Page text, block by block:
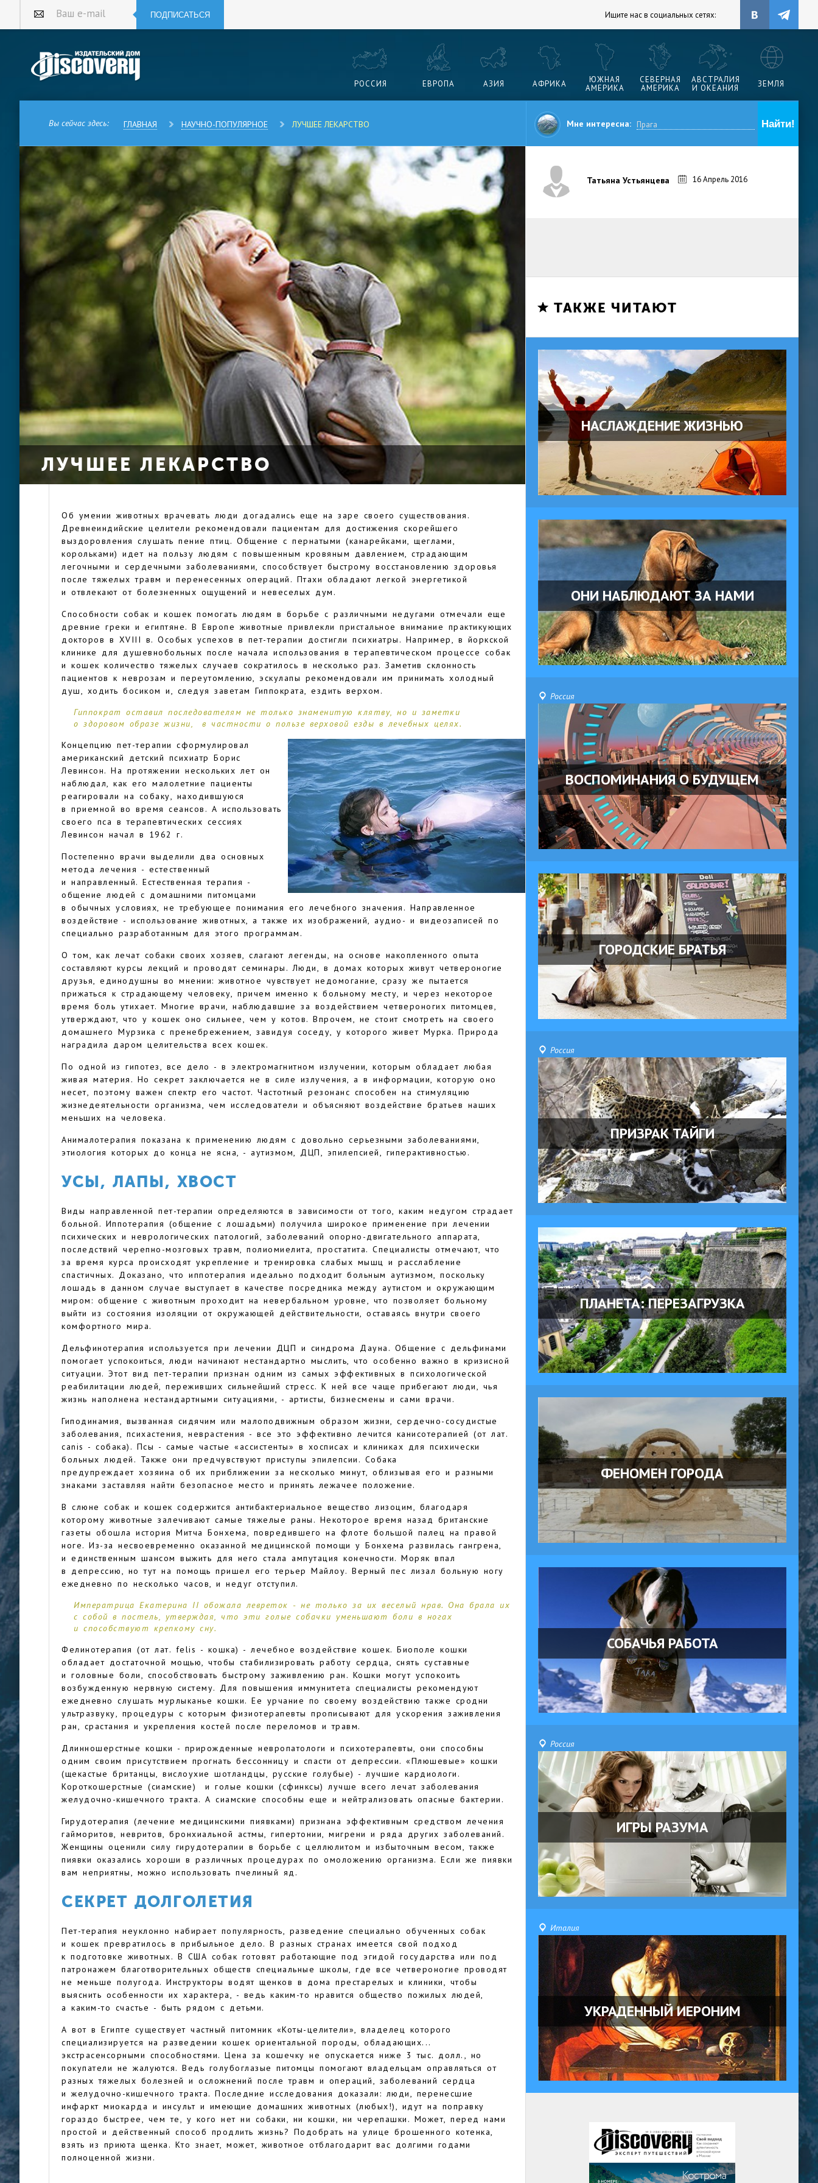
Ваш e-mail ПОДПИСАТЬСЯ Ищите нас в социальных сетях:
РОССИЯ ЕВРОПА АЗИЯ АФРИКА
ЮЖНАЯ
АМЕРИКА
СЕВЕРНАЯ
АМЕРИКА
АВСТРАЛИЯ
И ОКЕАНИЯ
ЗЕМЛЯ
Вы сейчас здесь: ГЛАВНАЯ НАУЧНО-ПОПУЛЯРНОЕ ЛУЧШЕЕ ЛЕКАРСТВО Мне интересна:
ЛУЧШЕЕ ЛЕКАРСТВО
Об умении животных врачевать люди догадались еще на заре своего существования.
Древнеиндийские целители рекомендовали пациентам для достижения скорейшего
выздоровления слушать пение птиц. Общение с пернатыми (канарейками, щеглами,
корольками) идет на пользу людям с повышенным кровяным давлением, страдающим
легочными и сердечными заболеваниями, способствует быстрому восстановлению здоровья
после тяжелых травм и перенесенных операций. Птахи обладают легкой энергетикой
и отвлекают от болезненных ощущений и невеселых дум.
Способности собак и кошек помогать людям в борьбе с различными недугами отмечали еще
древние греки и египтяне. В Европе животные привлекли пристальное внимание практикующих
докторов в XVIII в. Особых успехов в пет-терапии достигли психиатры. Например, в йоркской
клинике для душевнобольных после начала использования в терапевтическом процессе собак
и кошек количество тяжелых случаев сократилось в несколько раз. Заметив склонность
пациентов к неврозам и переутомлению, эскулапы рекомендовали им принимать холодный
душ, ходить босиком и, следуя заветам Гиппократа, ездить верхом.
Гиппократ оставил последователям не только знаменитую клятву, но и заметки
о здоровом образе жизни, в частности о пользе верховой езды в лечебных целях.
Концепцию пет-терапии сформулировал
американский детский психиатр Борис
Левинсон. На протяжении нескольких лет он
наблюдал, как его малолетние пациенты
реагировали на собаку, находившуюся
в приемной во время сеансов. А использовать
своего пса в терапевтических сессиях
Левинсон начал в 1962 г.
Постепенно врачи выделили два основных
метода лечения - естественный
и направленный. Естественная терапия -
общение людей с домашними питомцами
в обычных условиях, не требующее понимания его лечебного значения. Направленное
воздействие - использование животных, а также их изображений, аудио- и видеозаписей по
специально разработанным для этого программам.
О том, как лечат собаки своих хозяев, слагают легенды, на основе накопленного опыта
составляют курсы лекций и проводят семинары. Люди, в домах которых живут четвероногие
друзья, единодушны во мнении: животное чувствует недомогание, сразу же пытается
прижаться к страдающему человеку, причем именно к больному месту, и через некоторое
время боль утихает. Многие врачи, наблюдавшие за воздействием четвероногих питомцев,
утверждают, что у кошек оно сильнее, чем у котов. Впрочем, не стоит смотреть на своего
домашнего Мурзика с пренебрежением, завидуя соседу, у которого живет Мурка. Природа
наградила даром целительства всех кошек.
По одной из гипотез, все дело - в электромагнитном излучении, которым обладает любая
живая материя. Но секрет заключается не в силе излучения, а в информации, которую оно
несет, поэтому важен спектр его частот. Частотный резонанс способен на стимуляцию
жизнедеятельности организма, чем исследователи и объясняют воздействие братьев наших
меньших на человека.
Анималотерапия показана к применению людям с довольно серьезными заболеваниями,
этиология которых до конца не ясна, - аутизмом, ДЦП, эпилепсией, гиперактивностью.
УСЫ, ЛАПЫ, ХВОСТ
Виды направленной пет-терапии определяются в зависимости от того, каким недугом страдает
больной. Иппотерапия (общение с лошадьми) получила широкое применение при лечении
психических и неврологических патологий, заболеваний опорно-двигательного аппарата,
последствий черепно-мозговых травм, полиомиелита, простатита. Специалисты отмечают, что
за время курса происходят укрепление и тренировка слабых мышц и расслабление
спастичных. Доказано, что иппотерапия идеально подходит больным аутизмом, поскольку
лошадь в данном случае выступает в качестве посредника между аутистом и окружающим
миром: общение с животным проходит на невербальном уровне, что позволяет больному
выйти из состояния изоляции от окружающей действительности, оставаясь внутри своего
комфортного мира.
Дельфинотерапия используется при лечении ДЦП и синдрома Дауна. Общение с дельфинами
помогает успокоиться, люди начинают нестандартно мыслить, что особенно важно в кризисной
ситуации. Этот вид пет-терапии признан одним из самых эффективных в психологической
реабилитации людей, переживших сильнейший стресс. К ней все чаще прибегают люди, чья
жизнь наполнена нестандартными ситуациями, - артисты, бизнесмены и сами врачи.
Гиподинамия, вызванная сидячим или малоподвижным образом жизни, сердечно-сосудистые
заболевания, психастения, неврастения - все это эффективно лечится канисотерапией (от лат.
canis - собака). Псы - самые частые «ассистенты» в хосписах и клиниках для психически
больных людей. Также они предчувствуют приступы эпилепсии. Собака
предупреждает хозяина об их приближении за несколько минут, облизывая его и разными
знаками заставляя найти безопасное место и принять лежачее положение.
В слюне собак и кошек содержится антибактериальное вещество лизоцим, благодаря
которому животные залечивают самые тяжелые раны. Некоторое время назад британские
газеты обошла история Митча Бонхема, повредившего на флоте большой палец на правой
ноге. Из-за несвоевременно оказанной медицинской помощи у Бонхема развилась гангрена,
и единственным шансом выжить для него стала ампутация конечности. Моряк впал
в депрессию, но тут на помощь пришел его терьер Майлоу. Верный пес лизал больную ногу
ежедневно по несколько часов, и недуг отступил.
Императрица Екатерина II обожала левреток - не только за их веселый нрав. Она брала их
с собой в постель, утверждая, что эти голые собачки уменьшают боли в ногах
и способствуют крепкому сну.
Фелинотерапия (от лат. felis - кошка) - лечебное воздействие кошек. Биополе кошки
обладает достаточной мощью, чтобы стабилизировать работу сердца, снять суставные
и головные боли, способствовать быстрому заживлению ран. Кошки могут успокоить
возбужденную нервную систему. Для повышения иммунитета специалисты рекомендуют
ежедневно слушать мурлыканье кошки. Ее урчание по своему воздействию также сродни
ультразвуку, процедуры с которым физиотерапевты прописывают для ускорения заживления
ран, срастания и укрепления костей после переломов и травм.
Длинношерстные кошки - прирожденные невропатологи и психотерапевты, они способны
одним своим присутствием прогнать бессонницу и спасти от депрессии. «Плюшевые» кошки
(щекастые британцы, вислоухие шотландцы, русские голубые) - лучшие кардиологи.
Короткошерстные (сиамские) и голые кошки (сфинксы) лучше всего лечат заболевания
желудочно-кишечного тракта. А сиамские способны еще и нейтрализовать опасные бактерии.
Гирудотерапия (лечение медицинскими пиявками) признана эффективным средством лечения
гайморитов, невритов, бронхиальной астмы, гипертонии, мигрени и ряда других заболеваний.
Женщины оценили силу гирудотерапии в борьбе с целлюлитом и избыточным весом, также
пиявки оказались хороши в различных процедурах по омоложению организма. Если же пиявки
вам неприятны, можно использовать пчелиный яд.
СЕКРЕТ ДОЛГОЛЕТИЯ
Пет-терапия неуклонно набирает популярность, разведение специально обученных собак
и кошек превратилось в прибыльное дело. В разных странах имеется свой подход
к подготовке животных. В США собак готовят работающие под эгидой государства или под
патронажем благотворительных обществ специальные школы, где все четвероногие проводят
не меньше полугода. Инструкторы водят щенков в дома престарелых и клиники, чтобы
выяснить особенности их характера, - ведь каким-то нравится общество пожилых людей,
а каким-то счастье - быть рядом с детьми.
А вот в Египте существует частный питомник «Коты-целители», владелец которого
специализируется на разведении кошек ориентальной породы, обладающих...
экстрасенсорными способностями. Цена за кошечку не опускается ниже 3 тыс. долл., но
покупатели не жалуются. Ведь голубоглазые питомцы помогают владельцам оправляться от
разных тяжелых болезней и осложнений после травм и операций, заболеваний сердца
и желудочно-кишечного тракта. Последние исследования доказали: люди, перенесшие
инфаркт миокарда и инсульт и имеющие домашних животных (любых!), идут на поправку
гораздо быстрее, чем те, у кого нет ни собаки, ни кошки, ни черепашки. Может, перед нами
простой и действенный способ продлить жизнь? Подобрать на улице брошенного котенка,
взять из приюта щенка. Кто знает, может, животное отблагодарит вас долгими годами
полноценной жизни.
Татьяна Устьянцева 16 Апрель 2016
ТАКЖЕ ЧИТАЮТ
НАСЛАЖДЕНИЕ ЖИЗНЬЮ
ОНИ НАБЛЮДАЮТ ЗА НАМИ
Россия
ВОСПОМИНАНИЯ О БУДУЩЕМ
ГОРОДСКИЕ БРАТЬЯ
Россия
ПРИЗРАК ТАЙГИ
ПЛАНЕТА: ПЕРЕЗАГРУЗКА
ФЕНОМЕН ГОРОДА
СОБАЧЬЯ РАБОТА
Россия
ИГРЫ РАЗУМА
Италия
УКРАДЕННЫЙ ИЕРОНИМ